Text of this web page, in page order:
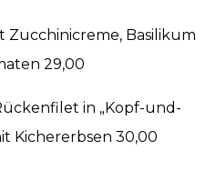
Zucchinicreme, Basilikum
29,00
in „Kopf-und-
Kichererbsen 30,00